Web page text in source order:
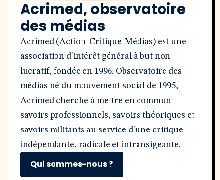
Acrimed, observatoire
des médias
Acrimed (Action-Critique-Médias) est une
association d'intérêt général à but non
lucratif, fondée en 1996. Observatoire des
médias né du mouvement social de 1995,
Acrimed cherche à mettre en commun
savoirs professionnels, savoirs théoriques et
savoirs militants au service d'une critique
indépendante, radicale et intransigeante.
Qui sommes-nous ?